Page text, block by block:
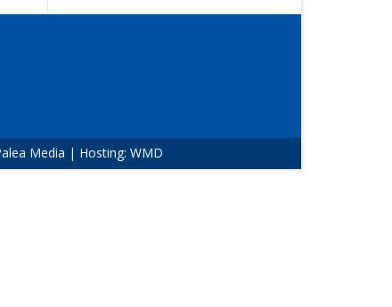
Media | Hosting: WMD